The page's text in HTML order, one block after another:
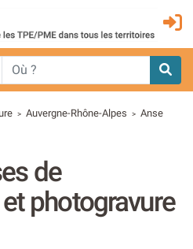
> Auvergne-Rhône-Alpes > Anse
de
photogravure